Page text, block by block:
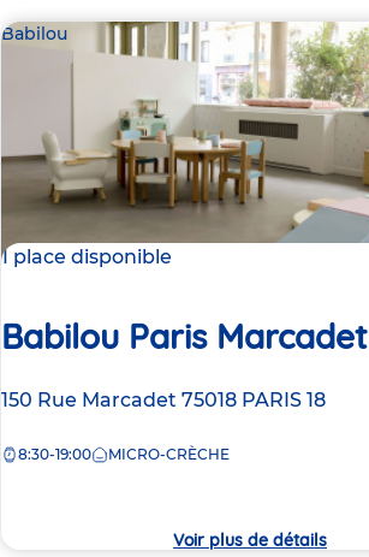
Babilou
1 place disponible
Babilou Paris Marcadet
Adresse
la
150 Rue Marcadet 75018 PARIS 18
8:30-19:00 MICRO-CRÈCHE
Voir plus de détails